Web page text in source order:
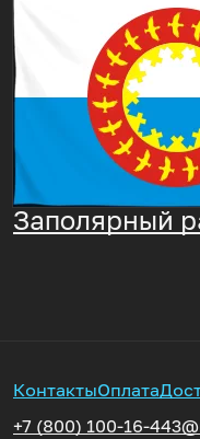
Заполярный
КонтактыОплата
+7 (800) 100-16-44